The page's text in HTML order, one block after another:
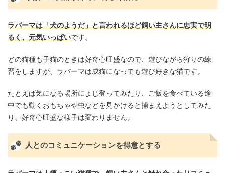
ラパーマは「犬のようだ」と言われるほど飼い主さんに忠実で明
るく、元気いっぱいです。
どの猫種も子猫のときは好奇心旺盛なので、遊びながら狩りの練
習をしますが、ラパーマは成猫になっても遊び好きな猫です。
たとえば気になる場所によじ登ってみたり、ご飯を食べている途
中でも動くおもちゃや虫などを見かけると捕まえようとしてみた
り、好奇心旺盛な様子は変わりません。
人とのコミュニケーションを得意とする